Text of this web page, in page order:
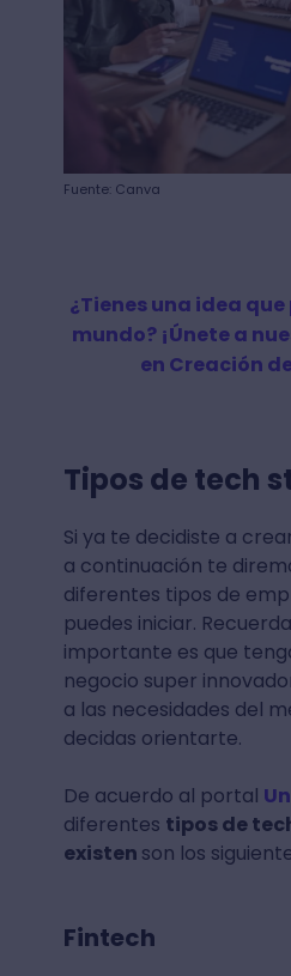
Fuente: Canva
¿Tienes una idea
mundo? ¡Únete a
en Creación
Tipos de tech
Si ya te decidiste a
a continuación te
diferentes tipos de
puedes iniciar.
importante es que
negocio super
a las necesidades del
decidas orientarte.
De acuerdo al portal
diferentes tipos de
existen son los
Fintech